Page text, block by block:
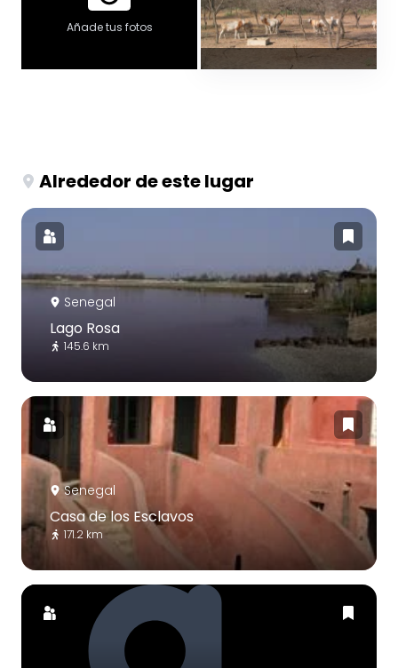
Añade tus fotos
Alrededor de este lugar
Senegal
Lago Rosa
145.6 km
Senegal
Casa de los Esclavos
171.2 km